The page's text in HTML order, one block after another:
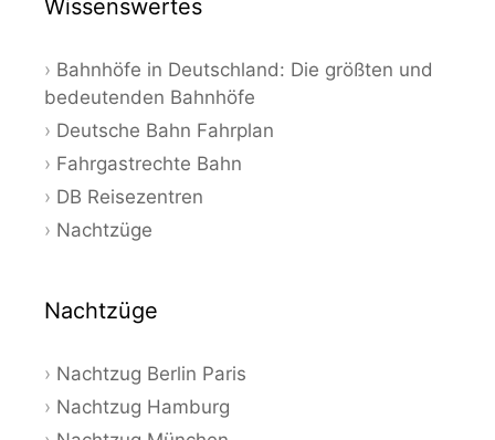
Wissenswertes
Bahnhöfe in Deutschland: Die größten und
bedeutenden Bahnhöfe
Deutsche Bahn Fahrplan
Fahrgastrechte Bahn
DB Reisezentren
Nachtzüge
Nachtzüge
Nachtzug Berlin Paris
Nachtzug Hamburg